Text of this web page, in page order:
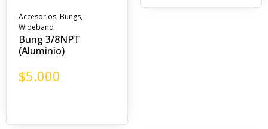
Accesorios,Bungs,
Wideband
Bung 3/8NPT
(Aluminio)
$5.000